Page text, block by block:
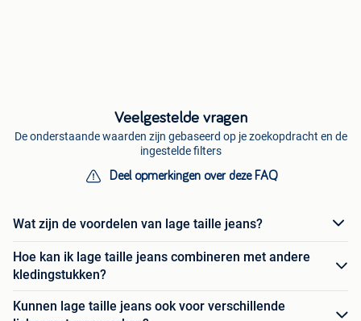
Veelgestelde vragen
De onderstaande waarden zijn gebaseerd op je zoekopdracht en de
ingestelde filters
Deel opmerkingen over deze FAQ
Wat zijn de voordelen van lage taille jeans?
Hoe kan ik lage taille jeans combineren met andere
kledingstukken?
Kunnen lage taille jeans ook voor verschillende